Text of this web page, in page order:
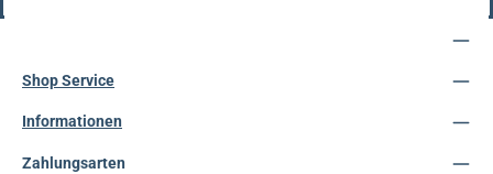
Shop Service
Informationen
Zahlungsarten